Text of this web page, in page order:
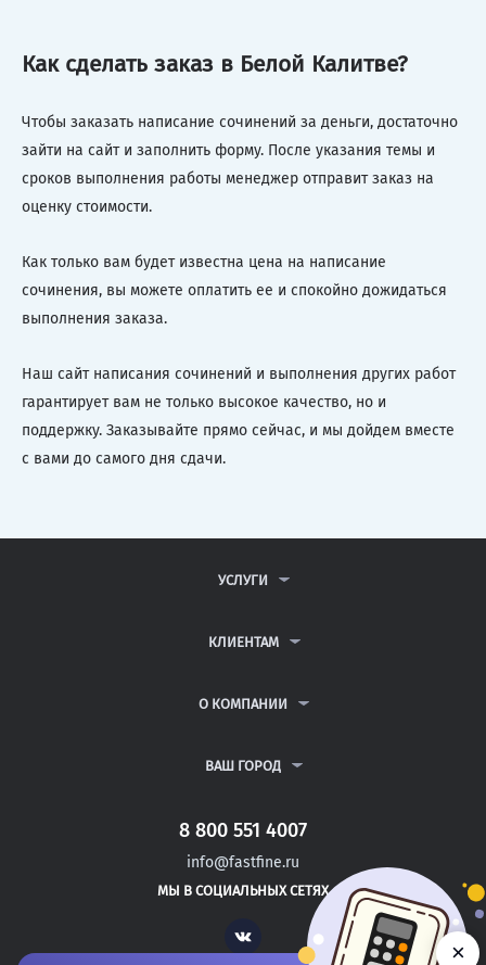
Как сделать заказ в Белой Калитве?
Чтобы заказать написание сочинений за деньги, достаточно
зайти на сайт и заполнить форму. После указания темы и
сроков выполнения работы менеджер отправит заказ на
оценку стоимости.
Как только вам будет известна цена на написание
сочинения, вы можете оплатить ее и спокойно дожидаться
выполнения заказа.
Наш сайт написания сочинений и выполнения других работ
гарантирует вам не только высокое качество, но и
поддержку. Заказывайте прямо сейчас, и мы дойдем вместе
с вами до самого дня сдачи.
УСЛУГИ
ДИПЛОМНЫЕ РАБОТЫ
РЕФЕРАТЫ
КЛИЕНТАМ
ВОПРОСЫ И ОТВЕТЫ
ПОЛИТИКА КОНФИДЕНЦИАЛЬНОСТИ
О КОМПАНИИ
КОНТАКТЫ
ВАШ ГОРОД
САНКТ-ПЕТЕРБУРГ
ЗЕЛЕНОГОРСК
КОЛА
8 800 551 4007
info@fastfine.ru
МЫ В СОЦИАЛЬНЫХ СЕТЯХ
Vk ×